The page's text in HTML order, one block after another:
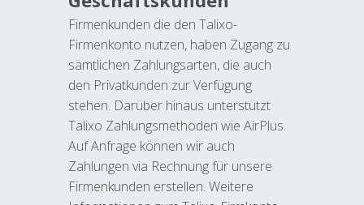
Firmenkunden die den Talixo-
Firmenkonto nutzen, haben Zugang zu
sämtlichen Zahlungsarten, die auch
den Privatkunden zur Verfügung
stehen. Darüber hinaus unterstützt
Talixo Zahlungsmethoden wie AirPlus.
Auf Anfrage können wir auch
Zahlungen via Rechnung für unsere
Firmenkunden erstellen. Weitere